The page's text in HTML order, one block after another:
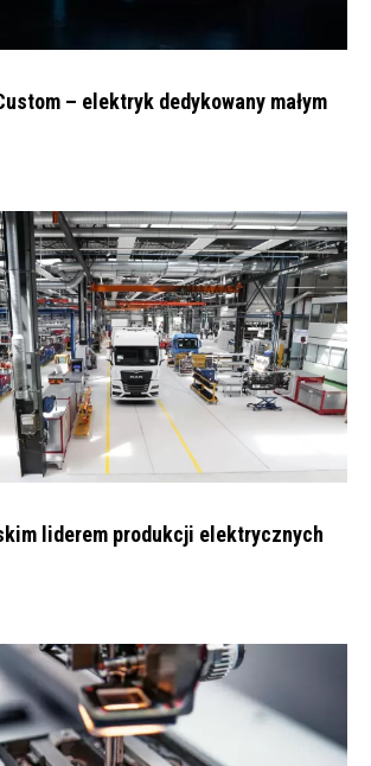
– elektryk dedykowany małym
liderem produkcji elektrycznych